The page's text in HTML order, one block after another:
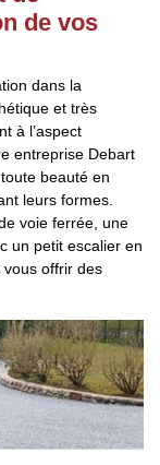
de vos
dans la
et très
à l’aspect
entreprise Debart
beauté en
leurs formes.
voie ferrée, une
un petit escalier en
offrir des